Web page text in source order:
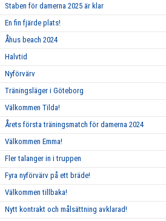
Staben för damerna 2025 är klar
En fin fjärde plats!
Åhus beach 2024
Halvtid
Nyförvärv
Träningsläger i Göteborg
Välkommen Tilda!
Årets första träningsmatch för damerna 2024
Välkommen Emma!
Fler talanger in i truppen
Fyra nyförvärv på ett bräde!
Välkommen tillbaka!
Nytt kontrakt och målsättning avklarad!